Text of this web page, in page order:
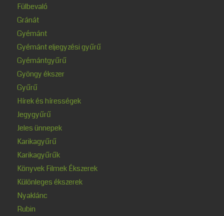
Fülbevaló
Gránát
Gyémánt
Gyémánt eljegyzési gyűrű
Gyémántgyűrű
Gyöngy ékszer
Gyűrű
Hírek és hírességek
Jegygyűrű
Jeles ünnepek
Karikagyűrű
Karikagyűrűk
Könyvek Filmek Ékszerek
Különleges ékszerek
Nyaklánc
Rubin